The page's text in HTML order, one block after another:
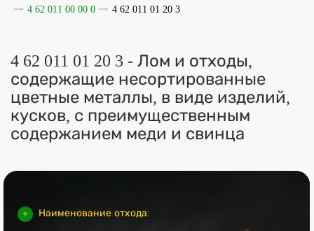
4 62 011 00 00 0
4 62 011 01 20 3
4 62 011 01 20 3 - Лом и отходы,
содержащие несортированные
цветные металлы, в виде изделий,
кусков, с преимущественным
содержанием меди и свинца
Наименование отхода: